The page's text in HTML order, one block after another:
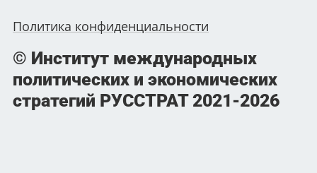
Политика конфиденциальности
© Институт международных
политических и экономических
стратегий РУССТРАТ2021-2026